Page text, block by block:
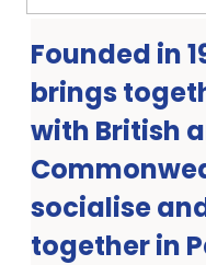
Founded in
brings
with British
socialise
together in